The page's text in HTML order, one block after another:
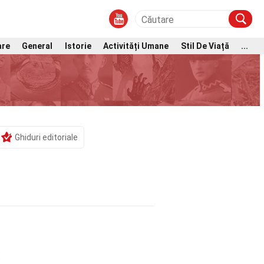
General Istorie Activități Umane Stil De Viață
...
Ghiduri editoriale